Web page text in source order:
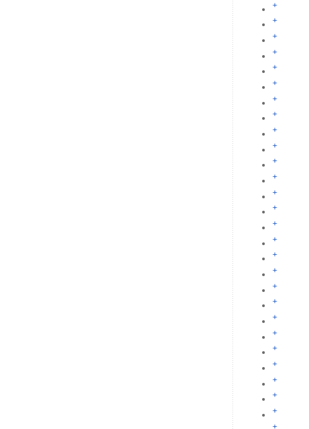
+
+
+
+
+
+
+
+
+
+
+
+
+
+
+
+
+
+
+
+
+
+
+
+
+
+
+
+